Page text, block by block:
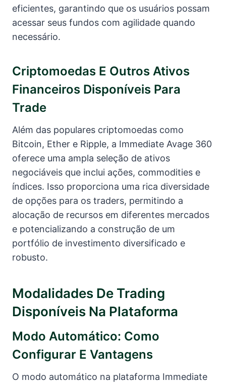
eficientes, garantindo que os usuários possam
acessar seus fundos com agilidade quando
necessário.
Criptomoedas E Outros Ativos
Financeiros Disponíveis Para
Trade
Além das populares criptomoedas como
Bitcoin, Ether e Ripple, a Immediate Avage 360
oferece uma ampla seleção de ativos
negociáveis que inclui ações, commodities e
índices. Isso proporciona uma rica diversidade
de opções para os traders, permitindo a
alocação de recursos em diferentes mercados
e potencializando a construção de um
portfólio de investimento diversificado e
robusto.
Modalidades De Trading
Disponíveis Na Plataforma
Modo Automático: Como
Configurar E Vantagens
O modo automático na plataforma Immediate